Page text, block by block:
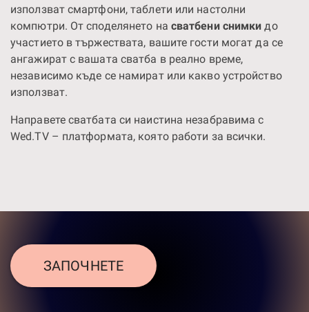
използват смартфони, таблети или настолни
компютри. От споделянето на сватбени снимки до
участието в тържествата, вашите гости могат да се
ангажират с вашата сватба в реално време,
независимо къде се намират или какво устройство
използват.
Направете сватбата си наистина незабравима с
Wed.TV – платформата, която работи за всички.
ЗАПОЧНЕТЕ